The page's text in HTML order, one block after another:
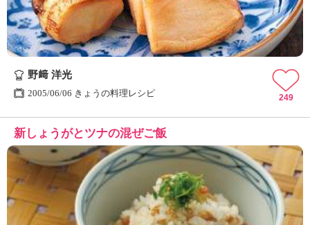
野﨑 洋光
2005/06/06 きょうの料理レシピ 249
新しょうがとツナの混ぜご飯